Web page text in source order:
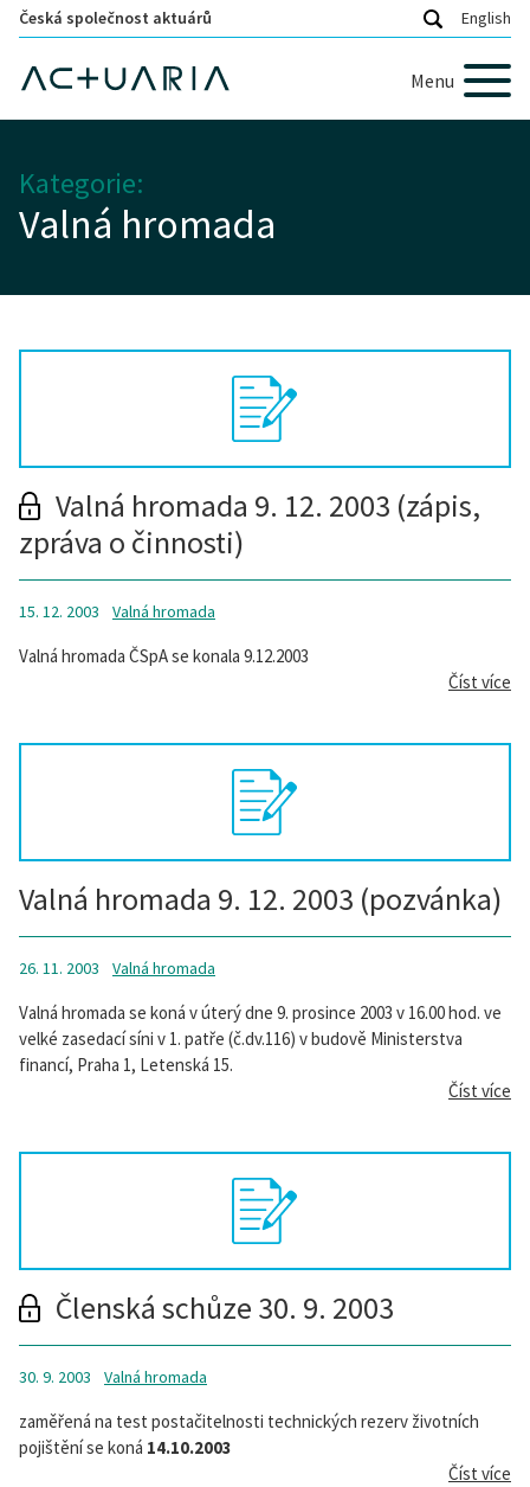
Česká společnost aktuárů English
Menu
Kategorie:
Valná hromada
Valná hromada 9. 12. 2003 (zápis,
zpráva o činnosti)
15. 12. 2003 Valná hromada
Valná hromada ČSpA se konala 9.12.2003
Číst více
Valná hromada 9. 12. 2003 (pozvánka)
26. 11. 2003 Valná hromada
Valná hromada se koná v úterý dne 9. prosince 2003 v 16.00 hod. ve
velké zasedací síni v 1. patře (č.dv.116) v budově Ministerstva
financí, Praha 1, Letenská 15.
Číst více
Členská schůze 30. 9. 2003
30. 9. 2003 Valná hromada
zaměřená na test postačitelnosti technických rezerv životních
pojištění se koná 14.10.2003
Číst více